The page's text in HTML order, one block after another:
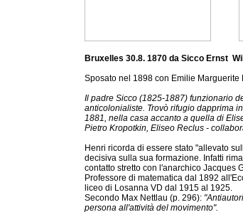
Bruxelles 30.8. 1870 da Sicco Ernst
Sposato nel 1898 con Emilie
Il padre Sicco (1825-1887) funzionario
anticolonialiste. Trovò rifugio dapprima
1881, nella casa accanto a quella di
Pietro Kropotkin, Eliseo Reclus -
Henri ricorda di essere stato "allevato
decisiva sulla sua formazione. Infatti
contatto stretto con l'anarchico Jacques
Professore di matematica dal 1892
liceo di Losanna VD dal 1915 al 1925.
Secondo Max Nettlau (p. 296):
persona all'attività del movimento".